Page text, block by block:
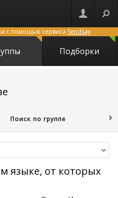
с помощью сервиса Sendsay
Подборки
Поиск по группе
языке, от которых